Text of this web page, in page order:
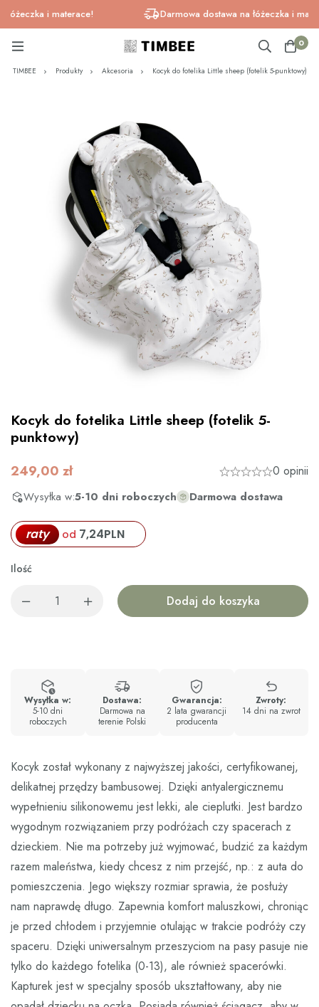
i materace! Darmowa dostawa na łóżeczka i
0
TIMBEE Produkty Akcesoria Kocyk do fotelika Little sheep (fotelik 5-punktowy)
Kocyk do fotelika Little sheep (fotelik 5-
punktowy)
249,00 zł 0 opinii
Wysyłka w:5-10 dni roboczych Darmowa dostawa
raty od 7,24PLN
Ilość
Dodaj do koszyka
Wysyłka w:
5-10 dni
roboczych
Dostawa:
Darmowa na
terenie Polski
Gwarancja:
2 lata gwarancji
producenta
Zwroty:
14 dni na zwrot
Kocyk został wykonany z najwyższej jakości, certyfikowanej,
delikatnej przędzy bambusowej. Dzięki antyalergicznemu
wypełnieniu silikonowemu jest lekki, ale cieplutki. Jest bardzo
wygodnym rozwiązaniem przy podróżach czy spacerach z
dzieckiem. Nie ma potrzeby już wyjmować, budzić za każdym
razem maleństwa, kiedy chcesz z nim przejść, np.: z auta do
pomieszczenia. Jego większy rozmiar sprawia, że posłuży
nam naprawdę długo. Zapewnia komfort maluszkowi, chroniąc
je przed chłodem i przyjemnie otulając w trakcie podróży czy
spaceru. Dzięki uniwersalnym przeszyciom na pasy pasuje nie
tylko do każdego fotelika (0-13), ale również spacerówki.
Kapturek jest w specjalny sposób ukształtowany, aby nie